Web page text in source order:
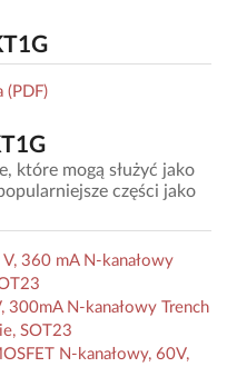
(PDF)
które mogą służyć jako
części jako
360 mA N-kanałowy
N-kanałowy Trench
SOT23
N-kanałowy, 60V,